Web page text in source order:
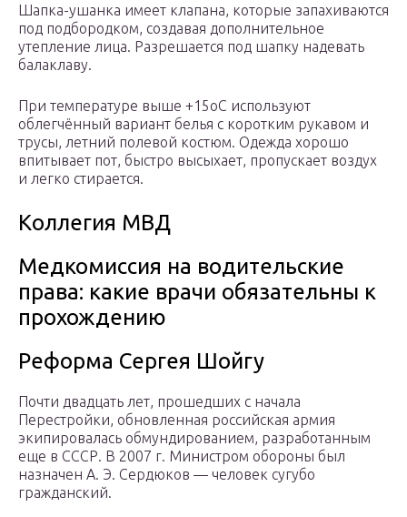
Шапка-ушанка имеет клапана, которые запахиваются
под подбородком, создавая дополнительное
утепление лица. Разрешается под шапку надевать
балаклаву.
При температуре выше +15оС используют
облегчённый вариант белья с коротким рукавом и
трусы, летний полевой костюм. Одежда хорошо
впитывает пот, быстро высыхает, пропускает воздух
и легко стирается.
Коллегия МВД
Медкомиссия на водительские
права: какие врачи обязательны к
прохождению
Реформа Сергея Шойгу
Почти двадцать лет, прошедших с начала
Перестройки, обновленная российская армия
экипировалась обмундированием, разработанным
еще в СССР. В 2007 г. Министром обороны был
назначен А. Э. Сердюков — человек сугубо
гражданский.